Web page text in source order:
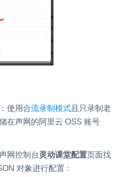
使用合流录制模式 且只录制老
在声网的阿里云 OSS 账号
网控制台 灵动课堂配置页面找
对象进行配置：